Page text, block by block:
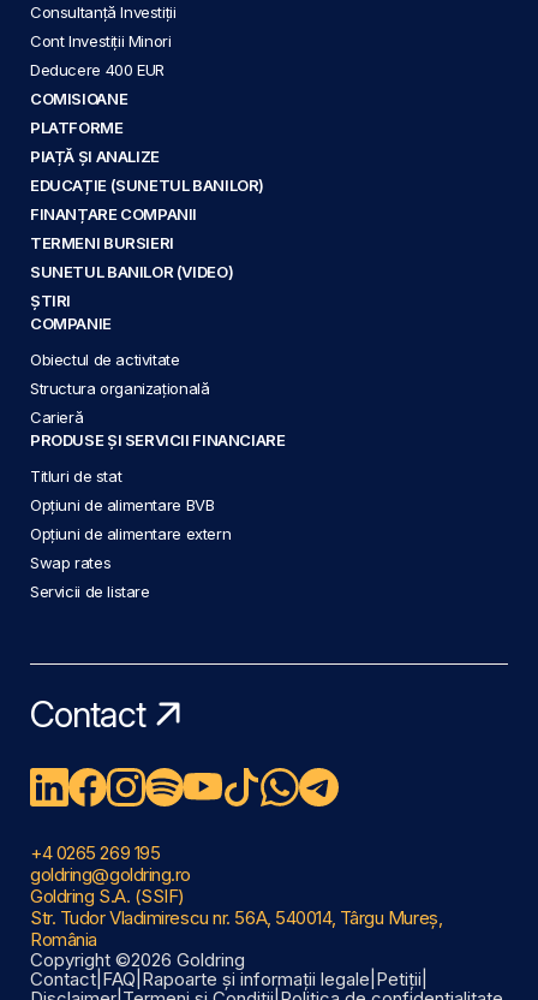
Consultanță Investiții
Cont Investiții Minori
Deducere 400 EUR
COMISIOANE
PLATFORME
PIAȚĂ ȘI ANALIZE
EDUCAȚIE (SUNETUL BANILOR)
FINANȚARE COMPANII
TERMENI BURSIERI
SUNETUL BANILOR (VIDEO)
ȘTIRI
COMPANIE
Obiectul de activitate
Structura organizațională
Carieră
PRODUSE ȘI SERVICII FINANCIARE
Titluri de stat
Opțiuni de alimentare BVB
Opțiuni de alimentare extern
Swap rates
Servicii de listare
Contact
+4 0265 269 195
goldring@goldring.ro
Goldring S.A. (SSIF)
Str. Tudor Vladimirescu nr. 56A, 540014, Târgu Mureș,
România
Copyright ©2026 Goldring
Contact FAQ Rapoarte și informații legale Petiții